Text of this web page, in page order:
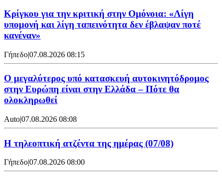
Κρίγκου για την κριτική στην Ομόνοια: «Λίγη
υπομονή και λίγη ταπεινότητα δεν έβλαψαν ποτέ
κανέναν»
Γήπεδο|07.08.2026 08:15
Ο μεγαλύτερος υπό κατασκευή αυτοκινητόδρομος
στην Ευρώπη είναι στην Ελλάδα – Πότε θα
ολοκληρωθεί
Auto|07.08.2026 08:08
Η τηλεοπτική ατζέντα της ημέρας (07/08)
Γήπεδο|07.08.2026 08:00